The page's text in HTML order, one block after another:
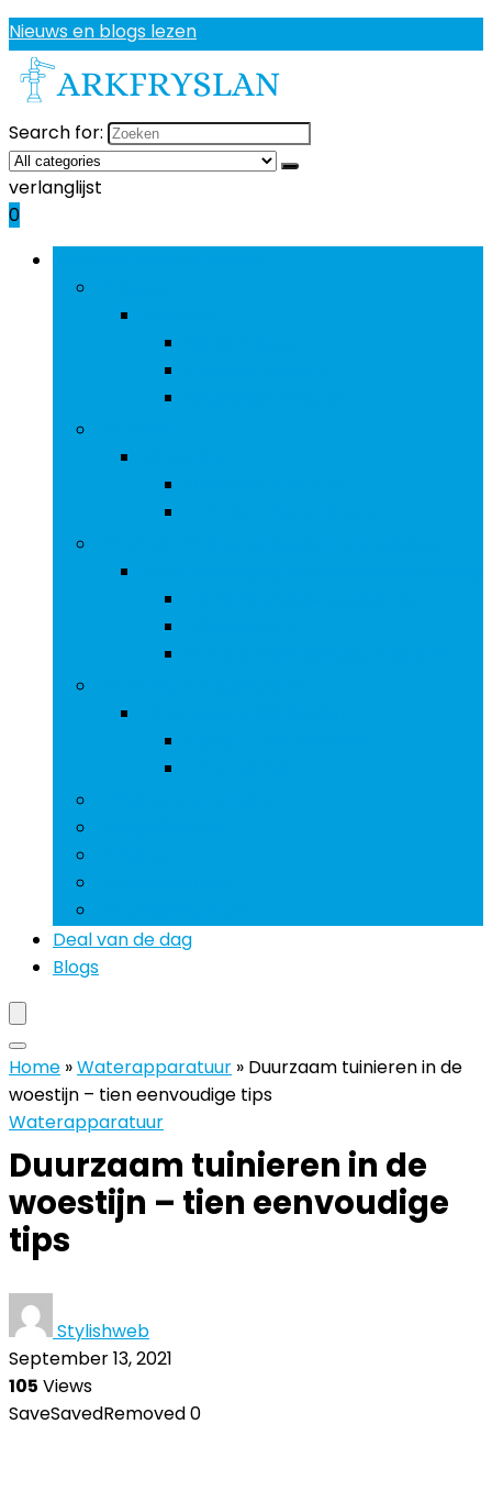
Nieuws en blogs lezen
Search for:
verlanglijst
0
Deal van de dag
Blogs
Home »Waterapparatuur » Duurzaam tuinieren in de
woestijn – tien eenvoudige tips
Waterapparatuur
Duurzaam tuinieren in de
woestijn – tien eenvoudige
tips
Stylishweb
September 13, 2021
105 Views
SaveSavedRemoved0